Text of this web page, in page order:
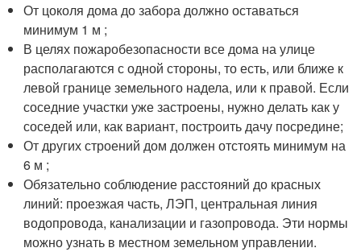
От цоколя дома до забора должно оставаться
минимум 1 м ;
В целях пожаробезопасности все дома на улице
располагаются с одной стороны, то есть, или ближе к
левой границе земельного надела, или к правой. Если
соседние участки уже застроены, нужно делать как у
соседей или, как вариант, построить дачу посредине;
От других строений дом должен отстоять минимум на
6 м ;
Обязательно соблюдение расстояний до красных
линий: проезжая часть, ЛЭП, центральная линия
водопровода, канализации и газопровода. Эти нормы
можно узнать в местном земельном управлении.